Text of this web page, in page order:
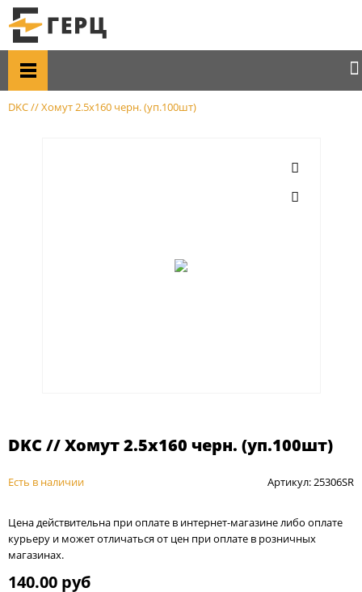
Главная Каталог товаров
Лента бандажная; Крепеж; хомуты
DKC // Хомут 2.5х160 черн. (уп.100шт)
DKC // Хомут 2.5х160 черн. (уп.100шт)
Есть в наличии Артикул: 25306SR
Цена действительна при оплате в интернет-магазине либо оплате
курьеру и может отличаться от цен при оплате в розничных
магазинах.
140.00 руб